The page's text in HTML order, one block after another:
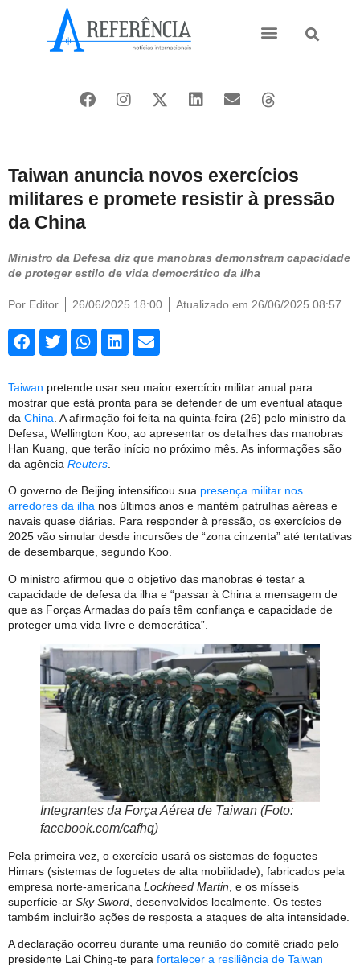
Taiwan anuncia novos exercícios
militares e promete resistir à pressão
da China
Ministro da Defesa diz que manobras demonstram capacidade
de proteger estilo de vida democrático da ilha
Por Editor 26/06/2025 18:00 Atualizado em 26/06/2025 08:57
Taiwan pretende usar seu maior exercício militar anual para
mostrar que está pronta para se defender de um eventual ataque
da China . A afirmação foi feita na quinta-feira (26) pelo ministro da
Defesa, Wellington Koo, ao apresentar os detalhes das manobras
Han Kuang, que terão início no próximo mês. As informações são
da agência Reuters
O governo de Beijing intensificou sua presença militar nos
arredores da ilha nos últimos anos e mantém patrulhas aéreas e
navais quase diárias. Para responder à pressão, os exercícios de
2025 vão simular desde incursões de “zona cinzenta” até tentativas
de desembarque, segundo Koo.
O ministro afirmou que o objetivo das manobras é testar a
capacidade de defesa da ilha e “passar à China a mensagem de
que as Forças Armadas do país têm confiança e capacidade de
proteger uma vida livre e democrática”.
Integrantes da Força Aérea de Taiwan (Foto:
facebook.com/cafhq)
Pela primeira vez, o exercício usará os sistemas de foguetes
Himars (sistemas de foguetes de alta mobilidade), fabricados pela
empresa norte-americana Lockheed Martin , e os mísseis
superfície-ar Sky Sword , desenvolvidos localmente. Os testes
também incluirão ações de resposta a ataques de alta intensidade.
A declaração ocorreu durante uma reunião do comitê criado pelo
presidente Lai Ching-te para fortalecer a resiliência de Taiwan